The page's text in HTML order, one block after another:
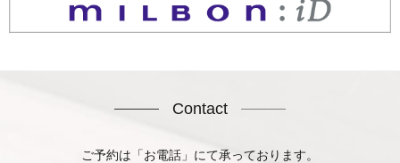
Contact
ご予約は「お電話」にて承っております。